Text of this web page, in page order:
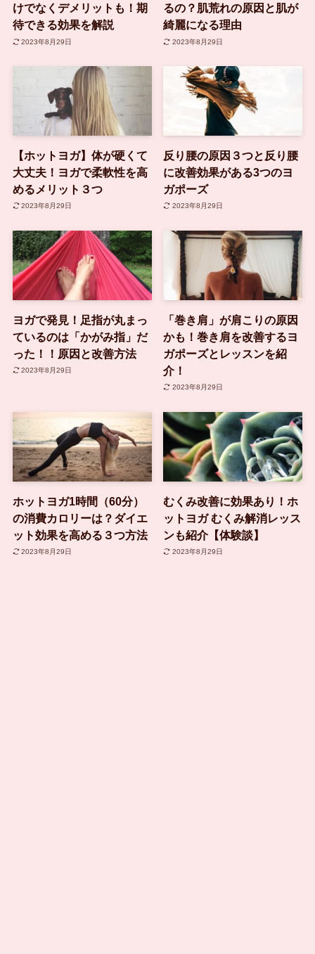
けでなくデメリットも！期
待できる効果を解説
2023年8月29日
るの？肌荒れの原因と肌が
綺麗になる理由
2023年8月29日
【ホットヨガ】体が硬くて
大丈夫！ヨガで柔軟性を高
めるメリット３つ
2023年8月29日
反り腰の原因３つと反り腰
に改善効果がある3つのヨ
ガポーズ
2023年8月29日
ヨガで発見！足指が丸まっ
ているのは「かがみ指」だ
った！！原因と改善方法
2023年8月29日
「巻き肩」が肩こりの原因
かも！巻き肩を改善するヨ
ガポーズとレッスンを紹
介！
2023年8月29日
ホットヨガ1時間（60分）
の消費カロリーは？ダイエ
ット効果を高める３つ方法
2023年8月29日
むくみ改善に効果あり！ホ
ットヨガ むくみ解消レッス
ンも紹介【体験談】
2023年8月29日